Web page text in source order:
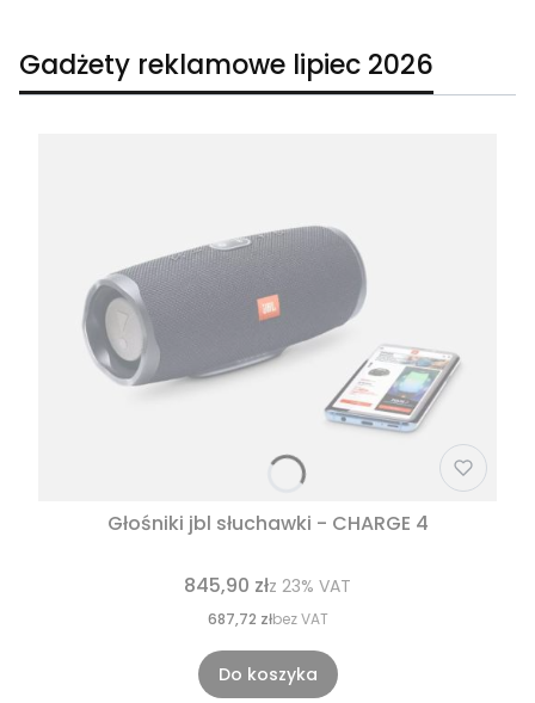
Gadżety reklamowe lipiec 2026
Głośniki jbl słuchawki - CHARGE 4
845,90 złz 23% VAT
687,72 złbez VAT
Do koszyka